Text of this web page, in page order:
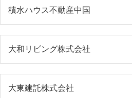
積水ハウス不動産中国
大和リビング株式会社
大東建託株式会社